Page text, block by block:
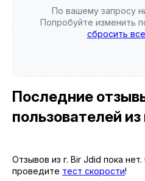
По вашему запросу
Попробуйте изменить
сбросить
Последние
пользователей из
Отзывов из г. Bir Jdid пока
проведите тест скорости!